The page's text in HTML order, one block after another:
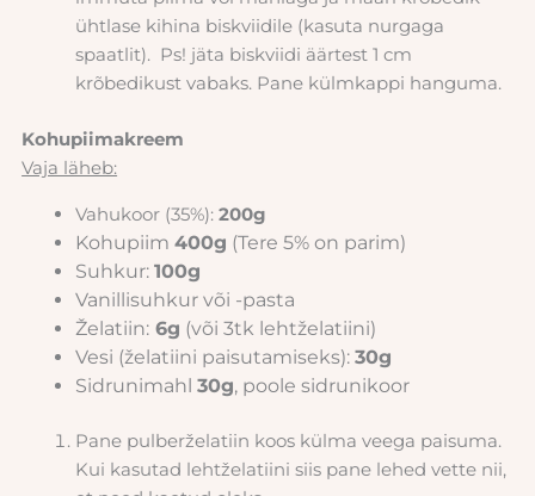
ühtlase kihina biskviidile (kasuta nurgaga
spaatlit). Ps! jäta biskviidi äärtest 1 cm
krõbedikust vabaks. Pane külmkappi hanguma.
Kohupiimakreem
Vaja läheb:
Vahukoor (35%):200g
Kohupiim400g (Tere 5% on parim)
Suhkur:100g
Vanillisuhkur või -pasta
Želatiin: 6g (või 3tk lehtželatiini)
Vesi (želatiini paisutamiseks):30g
Sidrunimahl30g, poole sidrunikoor
Pane pulberželatiin koos külma veega paisuma.
Kui kasutad lehtželatiini siis pane lehed vette nii,